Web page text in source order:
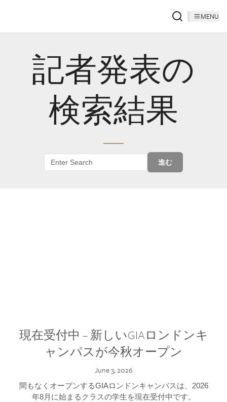
MENU
記者発表の
検索結果
進む
現在受付中 – 新しいGIAロンドンキ
ャンパスが今秋オープン
June 3, 2026
間もなくオープンするGIAロンドンキャンパスは、2026
年8月に始まるクラスの学生を現在受付中です。